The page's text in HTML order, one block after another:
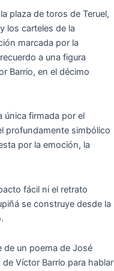
plaza de toros de Teruel,
los carteles de la
marcada por la
a una figura
Barrio, en el décimo
única firmada por el
profundamente simbólico
por la emoción, la
fácil ni el retrato
se construye desde la
de un poema de José
Víctor Barrio para hablar